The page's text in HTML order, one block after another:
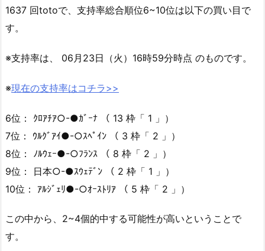
1637 回totoで、支持率総合順位6~10位は以下の買い目で
す。
※支持率は、 06月23日（火）16時59分時点 のものです。
※現在の支持率はコチラ>>
6位： ｸﾛｱﾁｱ○-●ｶﾞｰﾅ （ 13 枠「 1 」）
7位： ｳﾙｸﾞｱｲ●-○ｽﾍﾟｲﾝ （ 3 枠「 2 」）
8位： ﾉﾙｳｪｰ●-○ﾌﾗﾝｽ （ 8 枠「 2 」）
9位： 日本○-●ｽｳｪﾃﾞﾝ （ 2 枠「 1 」）
10位： ｱﾙｼﾞｪﾘ●-○ｵｰｽﾄﾘｱ （ 5 枠「 2 」）
この中から、2~4個的中する可能性が高いということで
す。